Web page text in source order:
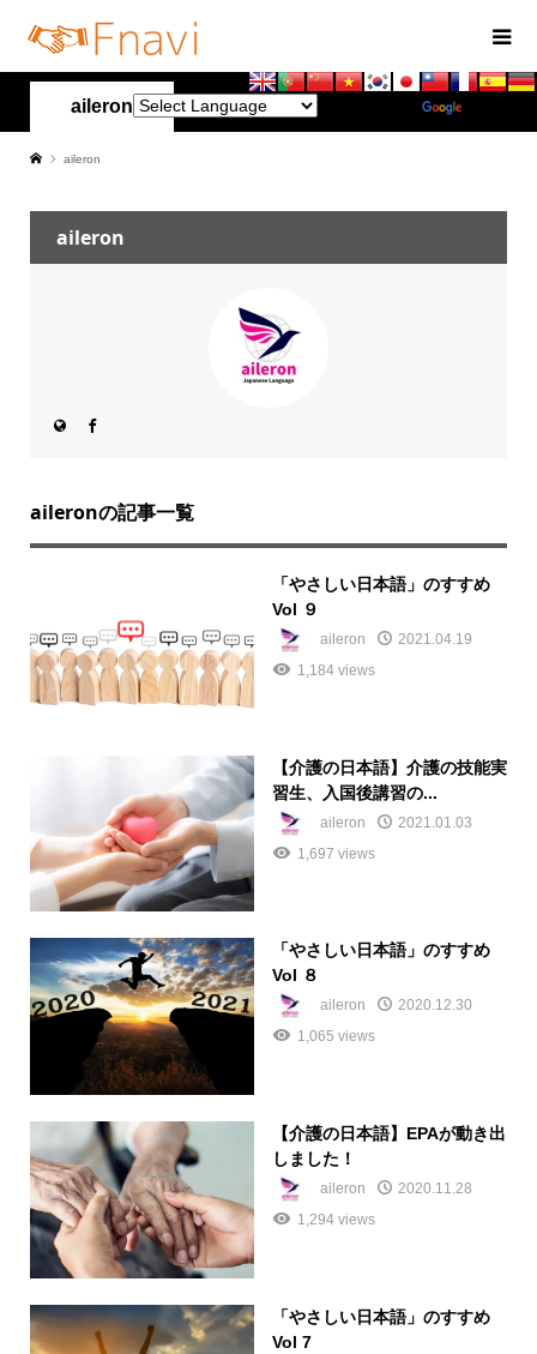
aileron
aileron
aileron
aileronの記事一覧
「やさしい日本語」のすすめ
Vol ９
aileron
2021.04.19
1,184 views
【介護の日本語】介護の技能実
習生、入国後講習の...
aileron
2021.01.03
1,697 views
「やさしい日本語」のすすめ
Vol ８
aileron
2020.12.30
1,065 views
【介護の日本語】EPAが動き出
しました！
aileron
2020.11.28
1,294 views
「やさしい日本語」のすすめ
Vol 7